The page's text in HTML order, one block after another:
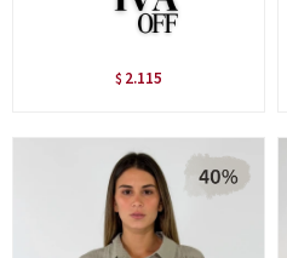
$ 2.115